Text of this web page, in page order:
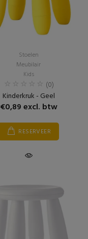
Stoelen
Meubilair
Kids
(0)
Kinderkruk - Geel
€0,89 excl. btw
RESERVEER